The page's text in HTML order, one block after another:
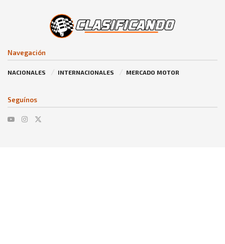
Navegación
NACIONALES INTERNACIONALES MERCADO MOTOR
Seguínos